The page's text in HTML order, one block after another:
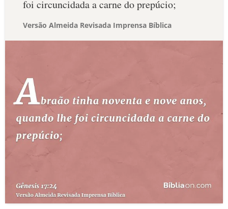
foi circuncidada a carne do prepúcio;
Versão Almeida Revisada Imprensa Bíblica